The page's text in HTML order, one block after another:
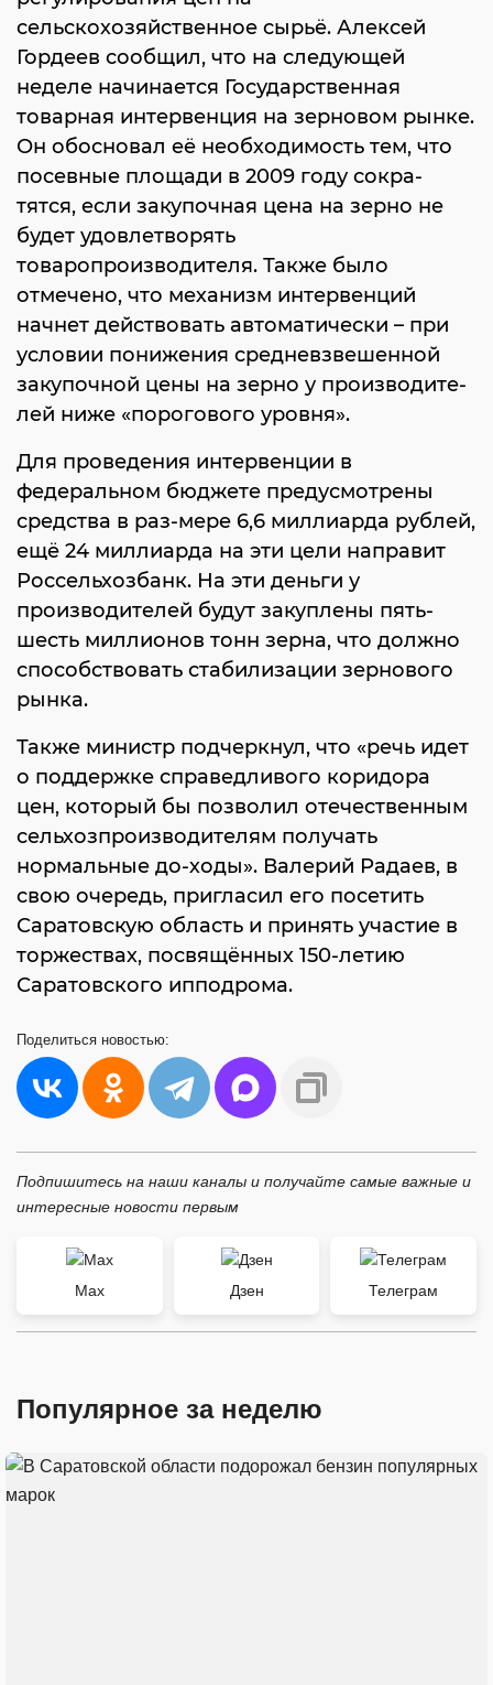
сельскохозяйственное сырьё. Алексей
Гордеев сообщил, что на следующей
неделе начинается Государственная
товарная интервенция на зерновом рынке.
Он обосновал её необходимость тем, что
посевные площади в 2009 году сокра-
тятся, если закупочная цена на зерно не
будет удовлетворять
товаропроизводителя. Также было
отмечено, что механизм интервенций
начнет действовать автоматически – при
условии понижения средневзвешенной
закупочной цены на зерно у производите-
лей ниже «порогового уровня».
Для проведения интервенции в
федеральном бюджете предусмотрены
средства в раз-мере 6,6 миллиарда рублей,
ещё 24 миллиарда на эти цели направит
Россельхозбанк. На эти деньги у
производителей будут закуплены пять-
шесть миллионов тонн зерна, что должно
способствовать стабилизации зернового
рынка.
Также министр подчеркнул, что «речь идет
о поддержке справедливого коридора
цен, который бы позволил отечественным
сельхозпроизводителям получать
нормальные до-ходы». Валерий Радаев, в
свою очередь, пригласил его посетить
Саратовскую область и принять участие в
торжествах, посвящённых 150-летию
Саратовского ипподрома.
Поделиться новостью:
Подпишитесь на наши каналы и получайте самые важные и
интересные новости первым
Max Дзен Телеграм
Популярное за неделю